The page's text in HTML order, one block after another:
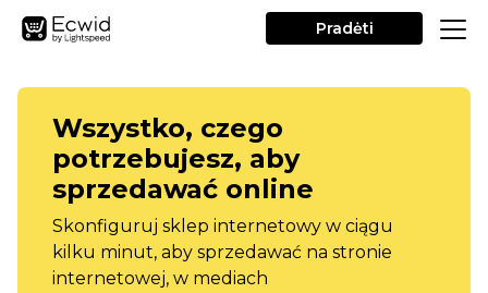
Pradėti
Wszystko, czego
potrzebujesz, aby
sprzedawać online
Skonfiguruj sklep internetowy w ciągu
kilku minut, aby sprzedawać na stronie
internetowej, w mediach